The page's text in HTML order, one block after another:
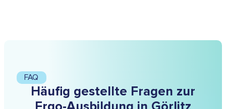
FAQ
Häufig gestellte Fragen zur